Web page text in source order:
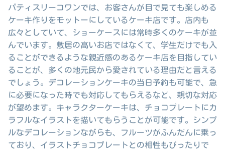
パティスリーコワンでは、お客さんが目で見ても楽しめる
ケーキ作りをモットーにしているケーキ店です。店内も
広々としていて、ショーケースには常時多くのケーキが並
んでいます。敷居の高いお店ではなくて、学生だけでも入
ることができるような親近感のあるケーキ店を目指してい
ることが、多くの地元民から愛されている理由だと言える
でしょう。デコレーションケーキの当日予約も可能で、急
に必要になった時でも対応してもらえるなど、親切な対応
が望めます。キャラクターケーキは、チョコプレートにカ
ラフルなイラストを描いてもらうことが可能です。シンプ
ルなデコレーションながらも、フルーツがふんだんに乗っ
ており、イラストチョコプレートとの相性もぴったりで